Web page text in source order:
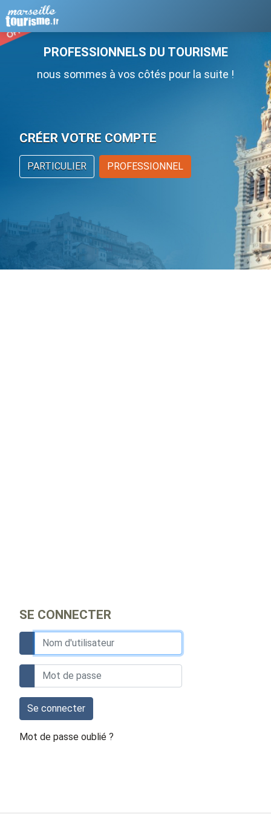
PROFESSIONNELS DU TOURISME
nous sommes à vos côtés pour la suite !
CRÉER VOTRE COMPTE
PARTICULIER PROFESSIONNEL
SE CONNECTER
Se connecter
Mot de passe oublié ?